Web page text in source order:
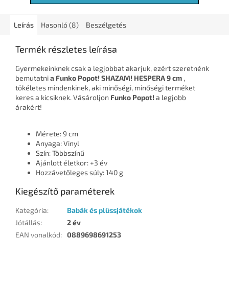
Leírás Hasonló (8) Beszélgetés
Termék részletes leírása
Gyermekeinknek csak a legjobbat akarjuk, ezért szeretnénk
bemutatnia Funko Popot! SHAZAM! HESPERA 9 cm ,
tökéletes mindenkinek, aki minőségi, minőségi terméket
keres a kicsiknek. Vásároljon Funko Popot!a legjobb
árakért!
Mérete: 9 cm
Anyaga: Vinyl
Szín: Többszínű
Ajánlott életkor: +3 év
Hozzávetőleges súly: 140 g
Kiegészítő paraméterek
Kategória:
Babák és plüssjátékok
Jótállás:
2 év
EAN vonalkód: 0889698691253